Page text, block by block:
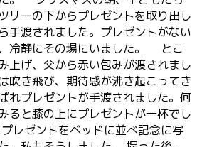
リーの下からプレゼントを取り出し
手渡されました。プレゼントがない
冷静にその場にいました。 とこ
上げ、父から赤い包みが渡されまし
吹き飛び、期待感が沸き起こってき
れプレゼントが手渡されました。何
ると膝の上にプレゼントが一杯でし
レゼントをベッドに並べ記念に写